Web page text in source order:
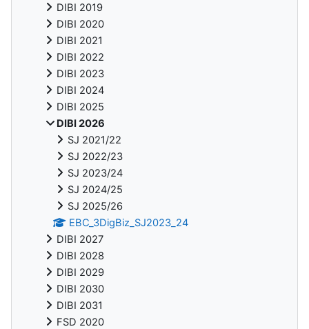
DIBI 2019
DIBI 2020
DIBI 2021
DIBI 2022
DIBI 2023
DIBI 2024
DIBI 2025
DIBI 2026
SJ 2021/22
SJ 2022/23
SJ 2023/24
SJ 2024/25
SJ 2025/26
EBC_3DigBiz_SJ2023_24
DIBI 2027
DIBI 2028
DIBI 2029
DIBI 2030
DIBI 2031
FSD 2020